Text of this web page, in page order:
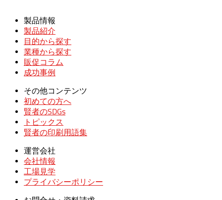
製品情報
製品紹介
目的から探す
業種から探す
販促コラム
成功事例
その他コンテンツ
初めての方へ
賢者のSDGs
トピックス
賢者の印刷用語集
運営会社
会社情報
工場見学
プライバシーポリシー